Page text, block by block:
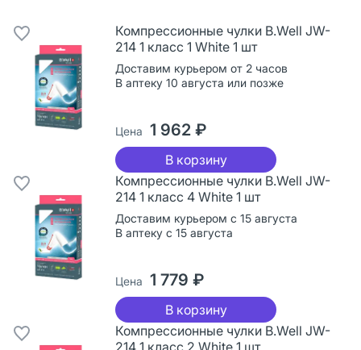
Компрессионные чулки B.Well JW-
214 1 класс 1 White 1 шт
Доставим курьером от 2 часов
В аптеку 10 августа или позже
Цена 1 962 ₽
В корзину
Компрессионные чулки B.Well JW-
214 1 класс 4 White 1 шт
Доставим курьером с 15 августа
В аптеку с 15 августа
Цена 1 779 ₽
В корзину
Компрессионные чулки B.Well JW-
214 1 класс 2 White 1 шт